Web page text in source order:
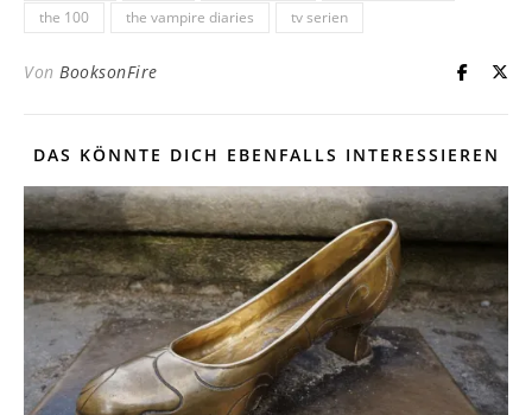
the 100
the vampire diaries tv serien
Von BooksonFire
DAS KÖNNTE DICH EBENFALLS INTERESSIEREN